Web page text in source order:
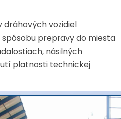
dráhových vozidiel
prepravy do miesta
násilných
platnosti technickej